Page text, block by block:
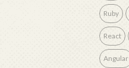
Ruby
React
Angular